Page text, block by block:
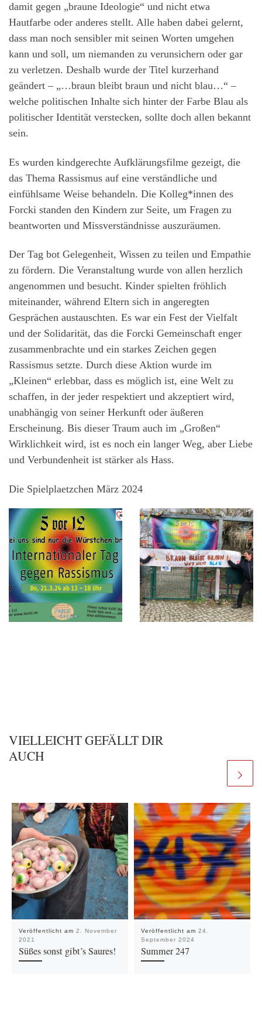
damit gegen „braune Ideologie“ und nicht etwa
Hautfarbe oder anderes stellt. Alle haben dabei gelernt,
dass man noch sensibler mit seinen Worten umgehen
kann und soll, um niemanden zu verunsichern oder gar
zu verletzen. Deshalb wurde der Titel kurzerhand
geändert – „…braun bleibt braun und nicht blau…“ –
welche politischen Inhalte sich hinter der Farbe Blau als
politischer Identität verstecken, sollte doch allen bekannt
sein.
Es wurden kindgerechte Aufklärungsfilme gezeigt, die
das Thema Rassismus auf eine verständliche und
einfühlsame Weise behandeln. Die Kolleg*innen des
Forcki standen den Kindern zur Seite, um Fragen zu
beantworten und Missverständnisse auszuräumen.
Der Tag bot Gelegenheit, Wissen zu teilen und Empathie
zu fördern. Die Veranstaltung wurde von allen herzlich
angenommen und besucht. Kinder spielten fröhlich
miteinander, während Eltern sich in angeregten
Gesprächen austauschten. Es war ein Fest der Vielfalt
und der Solidarität, das die Forcki Gemeinschaft enger
zusammenbrachte und ein starkes Zeichen gegen
Rassismus setzte. Durch diese Aktion wurde im
„Kleinen“ erlebbar, dass es möglich ist, eine Welt zu
schaffen, in der jeder respektiert und akzeptiert wird,
unabhängig von seiner Herkunft oder äußeren
Erscheinung. Bis dieser Traum auch im „Großen“
Wirklichkeit wird, ist es noch ein langer Weg, aber Liebe
und Verbundenheit ist stärker als Hass.
Die Spielplaetzchen März 2024
VIELLEICHT GEFÄLLT DIR
AUCH
Veröffentlicht am 2. November
2021
Süßes sonst gibt’s Saures!
Veröffentlicht am 24.
September 2024
Summer 247